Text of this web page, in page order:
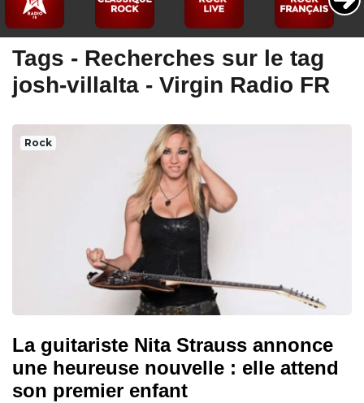
Tags - Recherches sur le tag
josh-villalta - Virgin Radio FR
Rock
La guitariste Nita Strauss annonce
une heureuse nouvelle : elle attend
son premier enfant